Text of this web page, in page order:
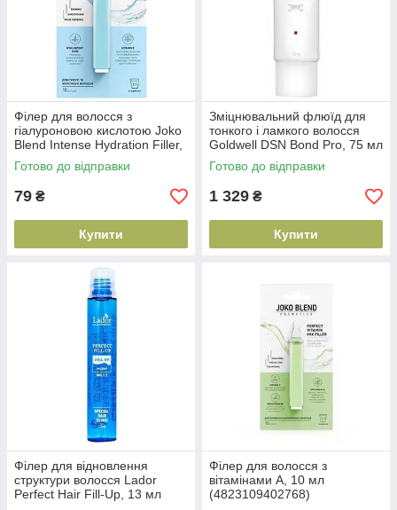
Філер для волосся з
гіалуроновою кислотою Joko
Blend Intense Hydration Filler,
10 мл (4823109402782)
Готово до відправки
79 ₴
Купити
Зміцнювальний флюїд для
тонкого і ламкого волосся
Goldwell DSN Bond Pro, 75 мл
(4021609062349)
Готово до відправки
1 329 ₴
Купити
Філер для відновлення
структури волосся Lador
Perfect Hair Fill-Up, 13 мл
Філер для волосся з
вітамінами А, 10 мл
(4823109402768)